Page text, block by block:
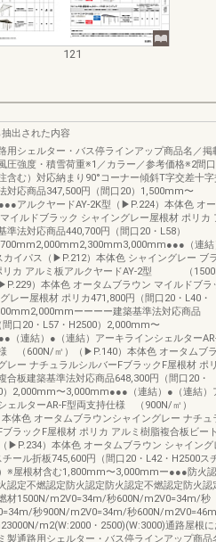
121
出された内容
用シェルター・バス停ラインアップ商品名／掲
圧強度・積雪荷重※1／カラー／参考価格※2間
含む）対応納まり90°コーナー傾斜T字交差十字
対応商品347,500円（間口20）1,500mm〜
アルクヤードAY-2K型（▶P.224）本体色 オー
イルドブラック シャイングレー屋根材 ポリカ
準法対応商品440,700円（間口20・L58）
（連結
カイパス（▶P.212）本体色 シャイングレー ブ
リカ アルミ板アルクヤードAY-2型 （
）本体色 オータムブラウン マイルドブラ
レー屋根材 ポリカ471,800円（間口20・L40・
ーーーー建築基準法対応商品
間口20・L57・H2500）2,000mm〜
（連結）●（連結）アーキラインシェルター
（600N/㎡）（▶P.140）本体色 オータムブ
レー ナチュラルシルバーFブラックF屋根材 ポ
合板建築基準法対応商品648,300円（間口20・
）2,000mm〜3,000mm●●●（連結）●（連結）
ェルターAR-F型両支持仕様 （900N/㎡）
本体色 オータムブラウンシャイングレー ナチュ
ブラックF屋根材 ポリカ アルミ樹脂複合板ビー
▶P.234）本体色 オータムブラウン シャイング
チール折板745,600円（間口20・L42・H2500ス
※屋根材含む1,800mm〜3,000mmー●●●防火
認定不燃認定防火認定防火認定不燃認定防火認
材1500N/m2V0=34m/秒600N/m2V0=34m/秒
秒900N/m2V0=34m/秒600N/
m2(W:2000・2500)(W:3000)通路屋根に
製通路用シェルター・バス停ラインアップ商品